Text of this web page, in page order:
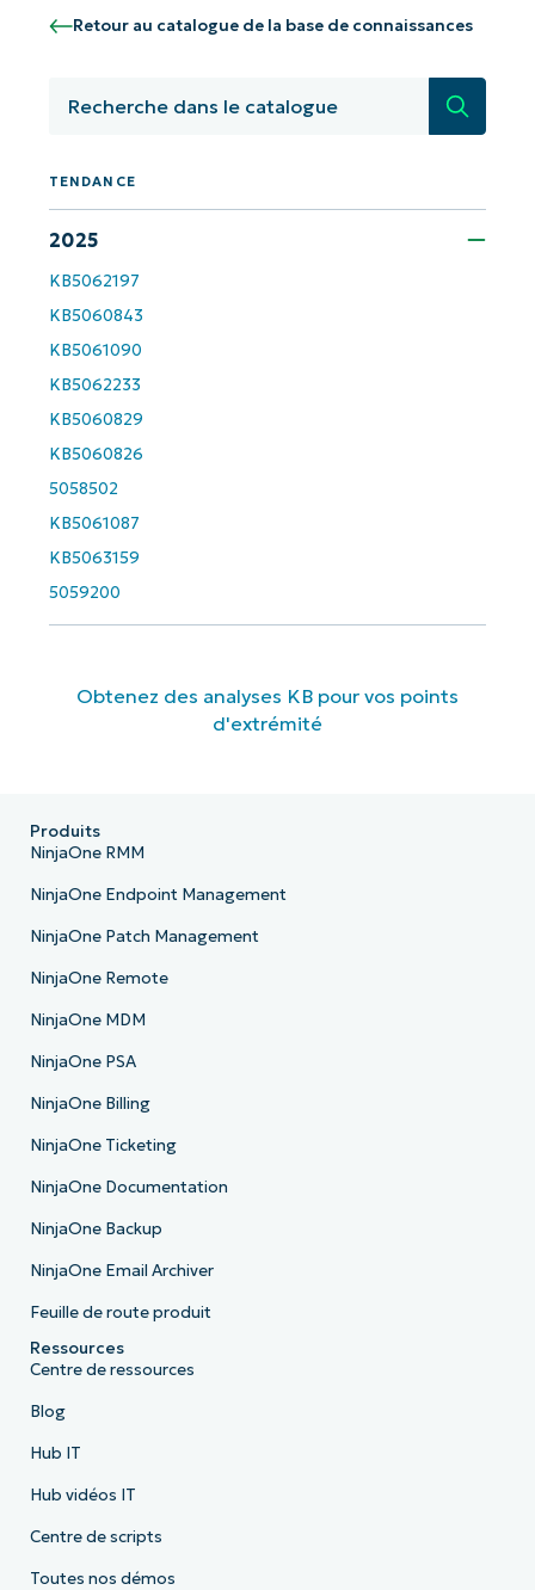
Retour au catalogue de la base de connaissances
TENDANCE
2025
KB5062197
KB5060843
KB5061090
KB5062233
KB5060829
KB5060826
5058502
KB5061087
KB5063159
5059200
Obtenez des analyses KB pour vos points
d'extrémité
pilotées par l'IA de NinjaOne !
Business
email*
number*
Pays
Company
name*
Produits
NinjaOne RMM
NinjaOne Endpoint Management
NinjaOne Patch Management
NinjaOne Remote
NinjaOne MDM
NinjaOne PSA
NinjaOne Billing
NinjaOne Ticketing
NinjaOne Documentation
NinjaOne Backup
NinjaOne Email Archiver
Feuille de route produit
Ressources
Centre de ressources
Blog
Hub IT
Hub vidéos IT
Centre de scripts
Toutes nos démos